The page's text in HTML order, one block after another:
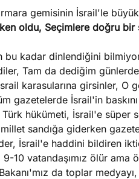
Köşe Yazıları
gemisinin İsrail'le
oldu, Seçimlere doğru bir
bu kadar dinlendiğini
Tam da dediğim
karasularına girsinler, O
gazetelerde İsrail'in
Türk hükümeti, İsrail'e süper
sandığa giderken
İsrail'e haddini bildiren
9-10 vatandaşımız ölür ama
da toplar medyayı,